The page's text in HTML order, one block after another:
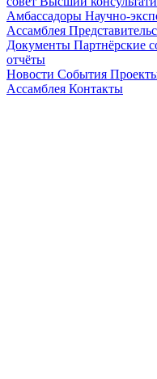
Амбассадоры Научно-
Ассамблея
Документы Партнёрские
отчёты
Новости События
Ассамблея Контакты